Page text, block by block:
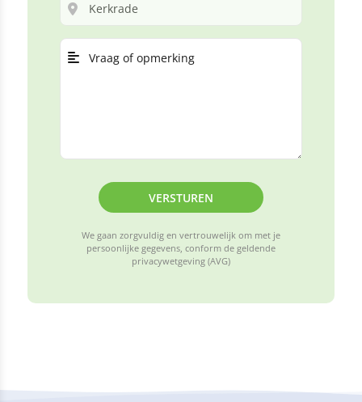
VERSTUREN
We gaan zorgvuldig en vertrouwelijk om met je
persoonlijke gegevens, conform de geldende
privacywetgeving (AVG)